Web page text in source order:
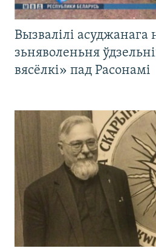
Вызвалілі асуджанага
зьняволеньня
вясёлкі» пад Расонамі